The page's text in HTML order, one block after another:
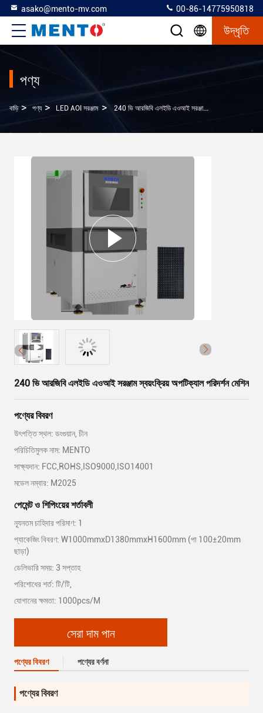
asako@mento-mv.com 00-86-14775950818
উদ্ধৃতি
পণ্য
বাড়ি > পণ্য > LED AOI সরঞ্জাম > 240 ভি আরজিবি এলইডি এওআই সরঞ্জাম স্বয়ংক্রিয় অপটিক্যাল পরিদর্শন মেশিন
240 ভি আরজিবি এলইডি এওআই সরঞ্জাম স্বয়ংক্রিয় অপটিক্যাল পরিদর্শন মেশিন
পণ্যের বিবরণ
উৎপত্তি স্থল: ডংগুয়ান, চীন
পরিচিতিমুলক নাম: MENTO
সাক্ষ্যদান: FCC,ROHS,ISO9000,ISO14001
মডেল নম্বার: M2025
পেমেন্ট ও শিপিংয়ের শর্তাবলী
ন্যূনতম চাহিদার পরিমাণ: 1
প্যাকেজিং বিবরণ: W1000mmxD1380mmxH1600mm (পা 100±20mm
ছাড়া)
ডেলিভারি সময়: 3 সপ্তাহ
পরিশোধের শর্ত: টি/টি,
যোগানের ক্ষমতা: 1000pcs/M
সেরা দাম পান
পণ্যের বিবরণ পণ্যের বর্ণনা
পণ্যের বিবরণ